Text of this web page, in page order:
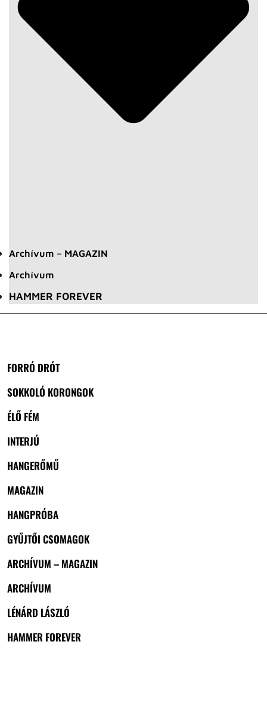
Archívum – MAGAZIN
Archívum
HAMMER FOREVER
FORRÓ DRÓT
SOKKOLÓ KORONGOK
ÉLŐ FÉM
INTERJÚ
HANGERŐMŰ
MAGAZIN
HANGPRÓBA
GYŰJTŐI CSOMAGOK
ARCHÍVUM – MAGAZIN
ARCHÍVUM
LÉNÁRD LÁSZLÓ
HAMMER FOREVER